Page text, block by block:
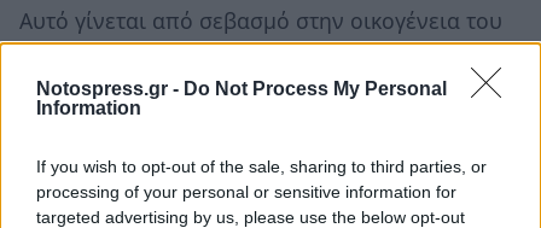
Notospress.gr - Do Not Process My Personal
Information
If you wish to opt-out of the sale, sharing to third parties, or
processing of your personal or sensitive information for
targeted advertising by us, please use the below opt-out
Αυτό γίνεται από σεβασμό στην οικογένεια του
δυνητικού δότη, ενώ σχεδόν πάντα η οικογένεια
συναινεί όταν ο εκλιπών τους το είχε δηλώσει ή
είχε συζητήσει το θέμα με την οικογένεια όσο
βρισκόταν ακόμη στη ζωή.
-Τα όργανά από πολλούς δυνητικούς δότες δεν